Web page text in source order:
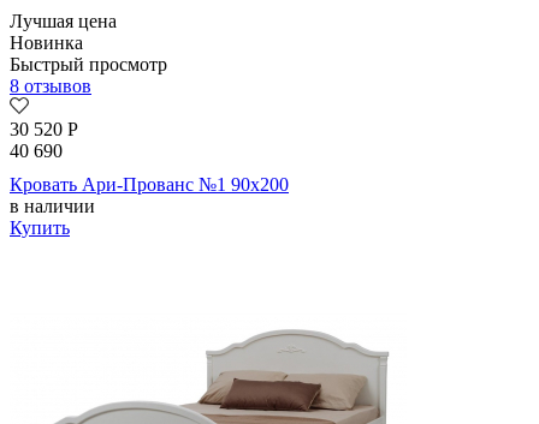
Лучшая цена
Новинка
Быстрый просмотр
8 отзывов
30 520 Р
40 690
Кровать Ари-Прованс №1 90х200
в наличии
Купить